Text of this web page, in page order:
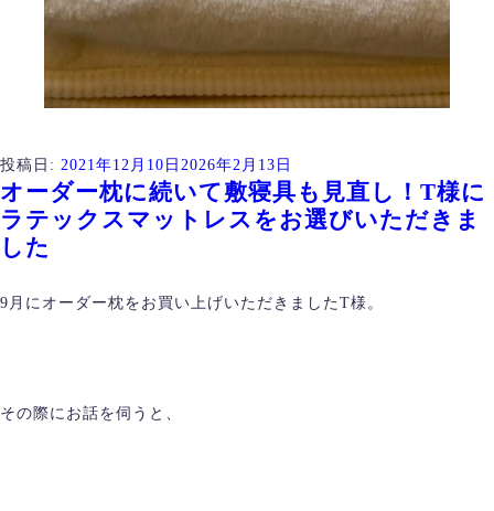
投稿日: 2021年12月10日 2026年2月13日
オーダー枕に続いて敷寝具も見直し！T様に
ラテックスマットレスをお選びいただきま
した
9月にオーダー枕をお買い上げいただきましたT様。
その際にお話を伺うと、